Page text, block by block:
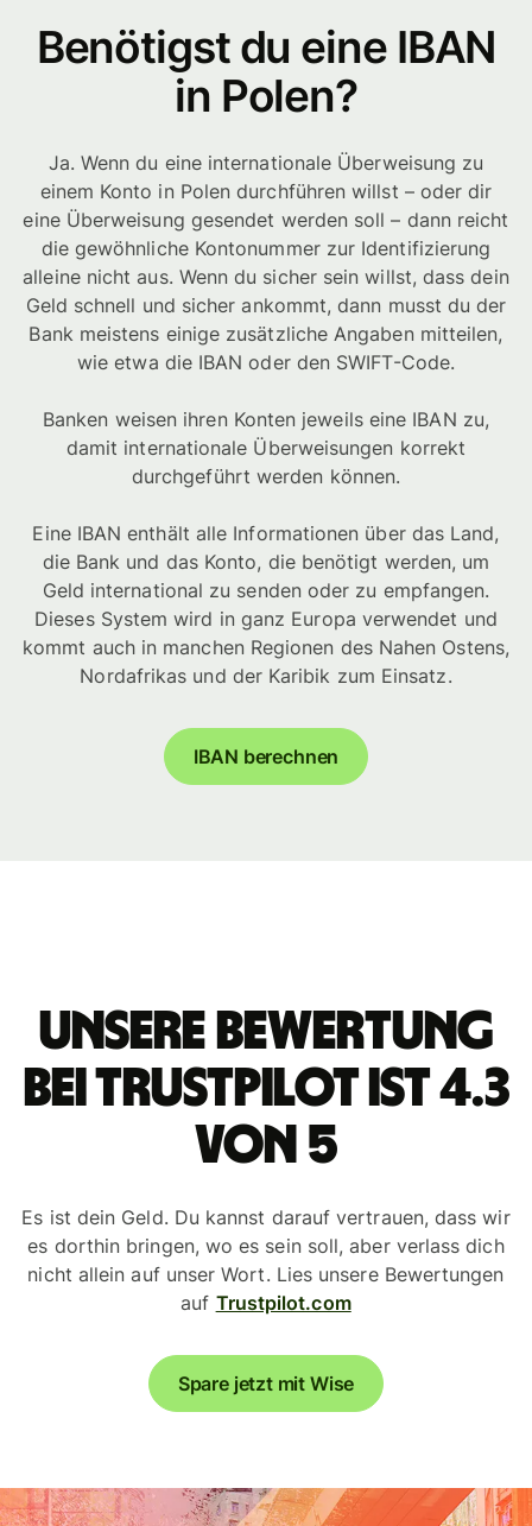
Benötigst du eine IBAN
in Polen?
Ja. Wenn du eine internationale Überweisung zu
einem Konto in Polen durchführen willst – oder dir
eine Überweisung gesendet werden soll – dann reicht
die gewöhnliche Kontonummer zur Identifizierung
alleine nicht aus. Wenn du sicher sein willst, dass dein
Geld schnell und sicher ankommt, dann musst du der
Bank meistens einige zusätzliche Angaben mitteilen,
wie etwa die IBAN oder den SWIFT-Code.
Banken weisen ihren Konten jeweils eine IBAN zu,
damit internationale Überweisungen korrekt
durchgeführt werden können.
Eine IBAN enthält alle Informationen über das Land,
die Bank und das Konto, die benötigt werden, um
Geld international zu senden oder zu empfangen.
Dieses System wird in ganz Europa verwendet und
kommt auch in manchen Regionen des Nahen Ostens,
Nordafrikas und der Karibik zum Einsatz.
IBAN berechnen
Unsere Bewertung
bei Trustpilot ist 4.3
von 5
Es ist dein Geld. Du kannst darauf vertrauen, dass wir
es dorthin bringen, wo es sein soll, aber verlass dich
nicht allein auf unser Wort. Lies unsere Bewertungen
auf Trustpilot.com
Spare jetzt mit Wise